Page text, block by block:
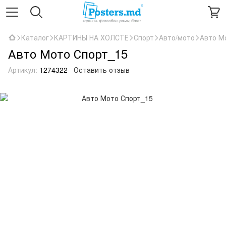
Каталог КАРТИНЫ НА ХОЛСТЕ Спорт Авто/мото Авто
Авто Мото Спорт_15
Артикул: 1274322 Оставить отзыв